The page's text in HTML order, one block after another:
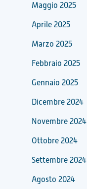
Maggio 2025
Aprile 2025
Marzo 2025
Febbraio 2025
Gennaio 2025
Dicembre 2024
Novembre 2024
Ottobre 2024
Settembre 2024
Agosto 2024